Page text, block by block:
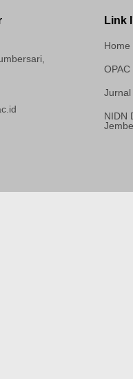
Link
Home
OPAC
Jurnal
NIDN